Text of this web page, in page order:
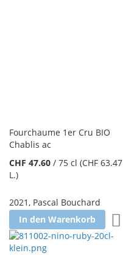
Fourchaume 1er Cru BIO
Chablis ac
CHF 47.60 / 75 cl (CHF 63.47
L.)
2021, Pascal Bouchard
In den Warenkorb